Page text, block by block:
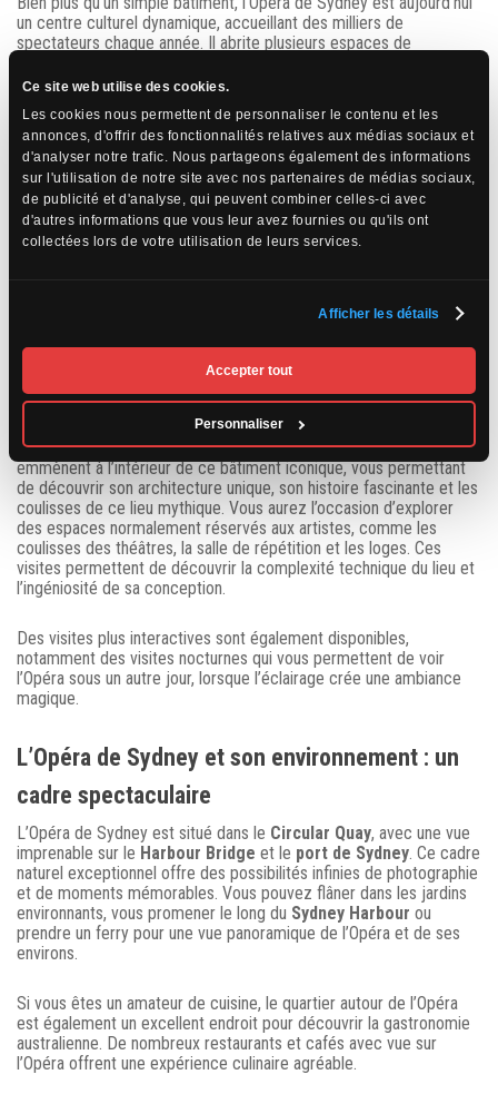
Ce site web utilise des cookies.
Les cookies nous permettent de personnaliser le contenu et les
annonces, d'offrir des fonctionnalités relatives aux médias sociaux et
d'analyser notre trafic. Nous partageons également des informations
sur l'utilisation de notre site avec nos partenaires de médias sociaux,
de publicité et d'analyse, qui peuvent combiner celles-ci avec
d'autres informations que vous leur avez fournies ou qu'ils ont
collectées lors de votre utilisation de leurs services.
Afficher les détails
Accepter tout
Personnaliser
un centre culturel dynamique, accueillant des milliers de
spectateurs chaque année. Il abrite plusieurs espaces de
théâtre, où se tiennent des spectacles de musique, de danse,
contemporaine, ainsi que des artistes de renommée mondiale, s’y
produisent régulièrement.
Les spectacles proposés varient des productions d’opéra et des
concerts de musique symphonique aux performances modernes
et aux événements communautaires. L’Opéra de Sydney est
également un lieu de formation artistique, avec de nombreux
Les visites guidées : une immersion totale dans
l’Opéra
Même si vous n’avez pas prévu de voir un spectacle, l’Opéra de
Sydney vaut le détour pour une visite guidée. Ces visites vous
emmènent à l’intérieur de ce bâtiment iconique, vous permettant
de découvrir son architecture unique, son histoire fascinante et les
coulisses de ce lieu mythique. Vous aurez l’occasion d’explorer
des espaces normalement réservés aux artistes, comme les
coulisses des théâtres, la salle de répétition et les loges. Ces
visites permettent de découvrir la complexité technique du lieu et
l’ingéniosité de sa conception.
Des visites plus interactives sont également disponibles,
notamment des visites nocturnes qui vous permettent de voir
l’Opéra sous un autre jour, lorsque l’éclairage crée une ambiance
magique.
L’Opéra de Sydney et son environnement : un
cadre spectaculaire
L’Opéra de Sydney est situé dans le Circular Quay, avec une vue
imprenable sur le Harbour Bridge et le port de Sydney . Ce cadre
naturel exceptionnel offre des possibilités infinies de photographie
et de moments mémorables. Vous pouvez flâner dans les jardins
environnants, vous promener le long du Sydney Harbour ou
prendre un ferry pour une vue panoramique de l’Opéra et de ses
environs.
Si vous êtes un amateur de cuisine, le quartier autour de l’Opéra
est également un excellent endroit pour découvrir la gastronomie
australienne. De nombreux restaurants et cafés avec vue sur
l’Opéra offrent une expérience culinaire agréable.